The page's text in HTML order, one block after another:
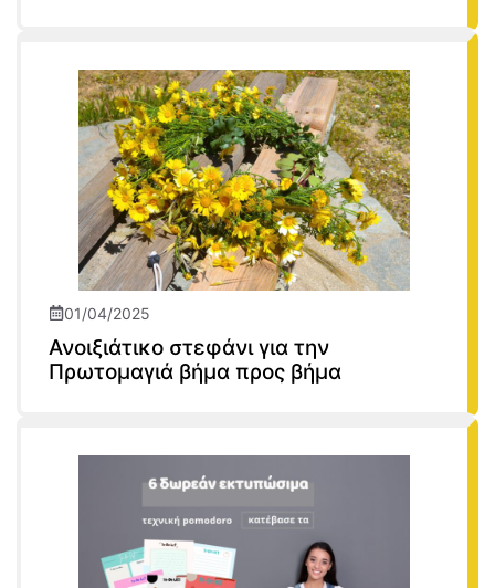
01/04/2025
Ανοιξιάτικο στεφάνι για την
Πρωτομαγιά βήμα προς βήμα